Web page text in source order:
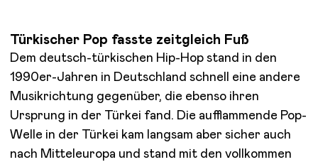
Türkischer Pop fasste zeitgleich Fuß
Dem deutsch-türkischen Hip-Hop stand in den
1990er-Jahren in Deutschland schnell eine andere
Musikrichtung gegenüber, die ebenso ihren
Ursprung in der Türkei fand. Die aufflammende Pop-
Welle in der Türkei kam langsam aber sicher auch
nach Mitteleuropa und stand mit den vollkommen